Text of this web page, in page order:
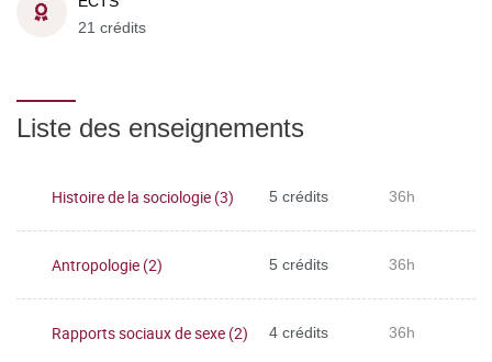
21 crédits
Liste des enseignements
Histoire de la sociologie (3) 5 crédits 36h
Antropologie (2) 5 crédits 36h
Rapports sociaux de sexe (2) 4 crédits 36h